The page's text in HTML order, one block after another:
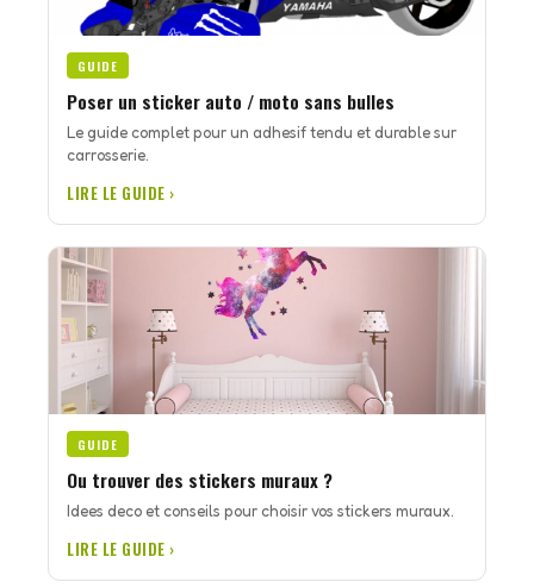
GUIDE
Poser un sticker auto / moto sans bulles
Le guide complet pour un adhesif tendu et durable sur
carrosserie.
LIRE LE GUIDE ›
GUIDE
Ou trouver des stickers muraux ?
Idees deco et conseils pour choisir vos stickers muraux.
LIRE LE GUIDE ›